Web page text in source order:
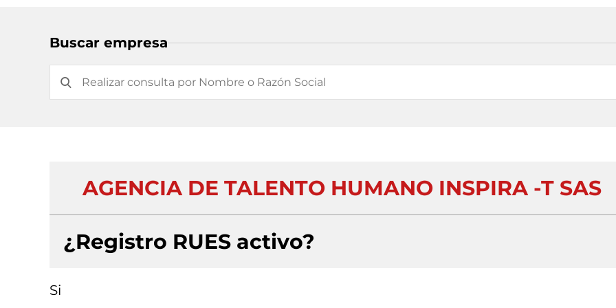
Buscar empresa
AGENCIA DE TALENTO HUMANO INSPIRA -T SAS
¿Registro RUES activo?
Si